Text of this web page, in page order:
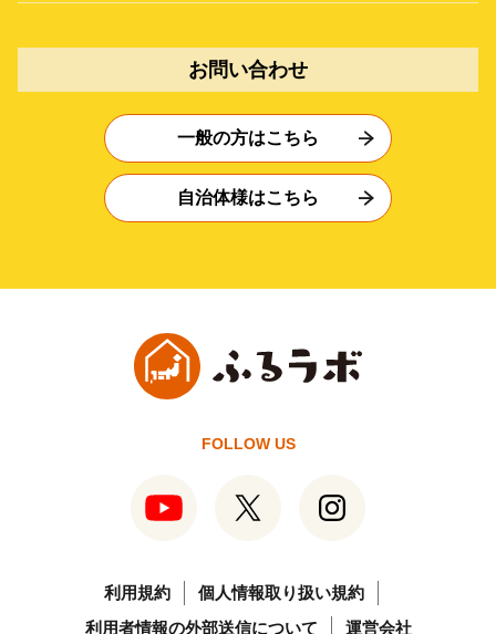
お問い合わせ
一般の方はこちら
自治体様はこちら
FOLLOW US
利用規約
個人情報取り扱い規約
利用者情報の外部送信について
運営会社